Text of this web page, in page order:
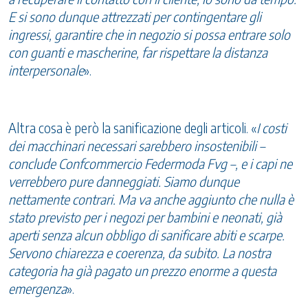
E si sono dunque attrezzati per contingentare gli
ingressi, garantire che in negozio si possa entrare solo
con guanti e mascherine, far rispettare la distanza
interpersonale».
Altra cosa è però la sanificazione degli articoli. «I costi
dei macchinari necessari sarebbero insostenibili –
conclude Confcommercio Federmoda Fvg –, e i capi ne
verrebbero pure danneggiati. Siamo dunque
nettamente contrari. Ma va anche aggiunto che nulla è
stato previsto per i negozi per bambini e neonati, già
aperti senza alcun obbligo di sanificare abiti e scarpe.
Servono chiarezza e coerenza, da subito. La nostra
categoria ha già pagato un prezzo enorme a questa
emergenza».